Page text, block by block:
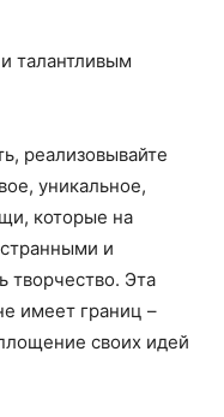
талантливым
реализовывайте
уникальное,
которые на
странными и
творчество. Эта
имеет границ –
своих идей